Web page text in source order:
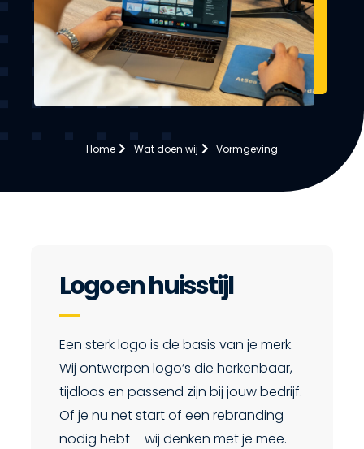
Home Wat doen wij Vormgeving
Logo en huisstijl
Een sterk logo is de basis van je merk.
Wij ontwerpen logo’s die herkenbaar,
tijdloos en passend zijn bij jouw bedrijf.
Of je nu net start of een rebranding
nodig hebt – wij denken met je mee.